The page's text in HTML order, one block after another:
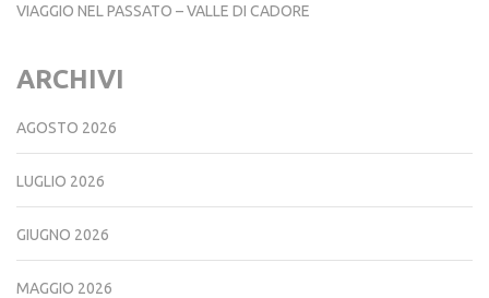
VIAGGIO NEL PASSATO – VALLE DI CADORE
ARCHIVI
AGOSTO 2026
LUGLIO 2026
GIUGNO 2026
MAGGIO 2026